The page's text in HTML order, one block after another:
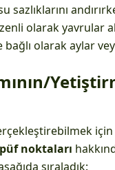
olarak yavrular
olarak aylar
için
noktaları
sıraladık: